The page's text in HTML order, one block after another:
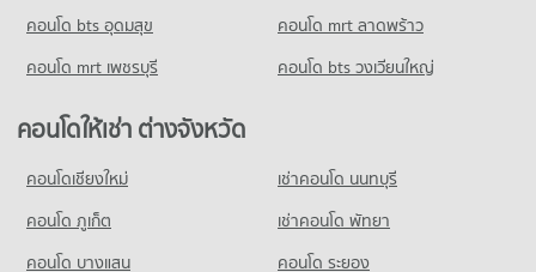
คอนโด รร.วัดเขมาภิรตาราม
คอนโดให้เช่า รร.วัดเขมาภิรตาราม
มีคอนโดให้เช่า 3,350 ประกาศ
ขายคอนโด รร.วัดเขมาภิรตาราม
ขายคอนโด เทสโก้โลตัส พงษ์เพชร
มีคอนโดขาย 1,978 ประกาศ
คอนโดให้เช่า การไฟฟ้าฝ่ายผลิตแห่งประเทศไทย
มีคอนโดให้เช่า 3,517 ประกาศ
มีคอนโดขาย 2,192 ประกาศ
คอนโด สำนักงานคณะกรรมการอาหารและยา
คอนโดให้เช่า สำนักงานคณะกรรมการอาหารและยา
มีคอนโดให้เช่า 3,347 ประกาศ
คอนโด bts อุดมสุข
คอนโด mrt ลาดพร้าว
คอนโด mrt เพชรบุรี
คอนโด bts วงเวียนใหญ่
คอนโดให้เช่า ต่างจังหวัด
คอนโดเชียงใหม่
เช่าคอนโด นนทบุรี
คอนโด ภูเก็ต
เช่าคอนโด พัทยา
คอนโด บางแสน
คอนโด ระยอง